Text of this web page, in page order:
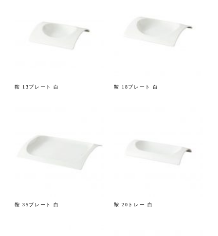
鞍 13プレート 白 鞍 18プレート 白
鞍 35プレート 白 鞍 20トレー 白